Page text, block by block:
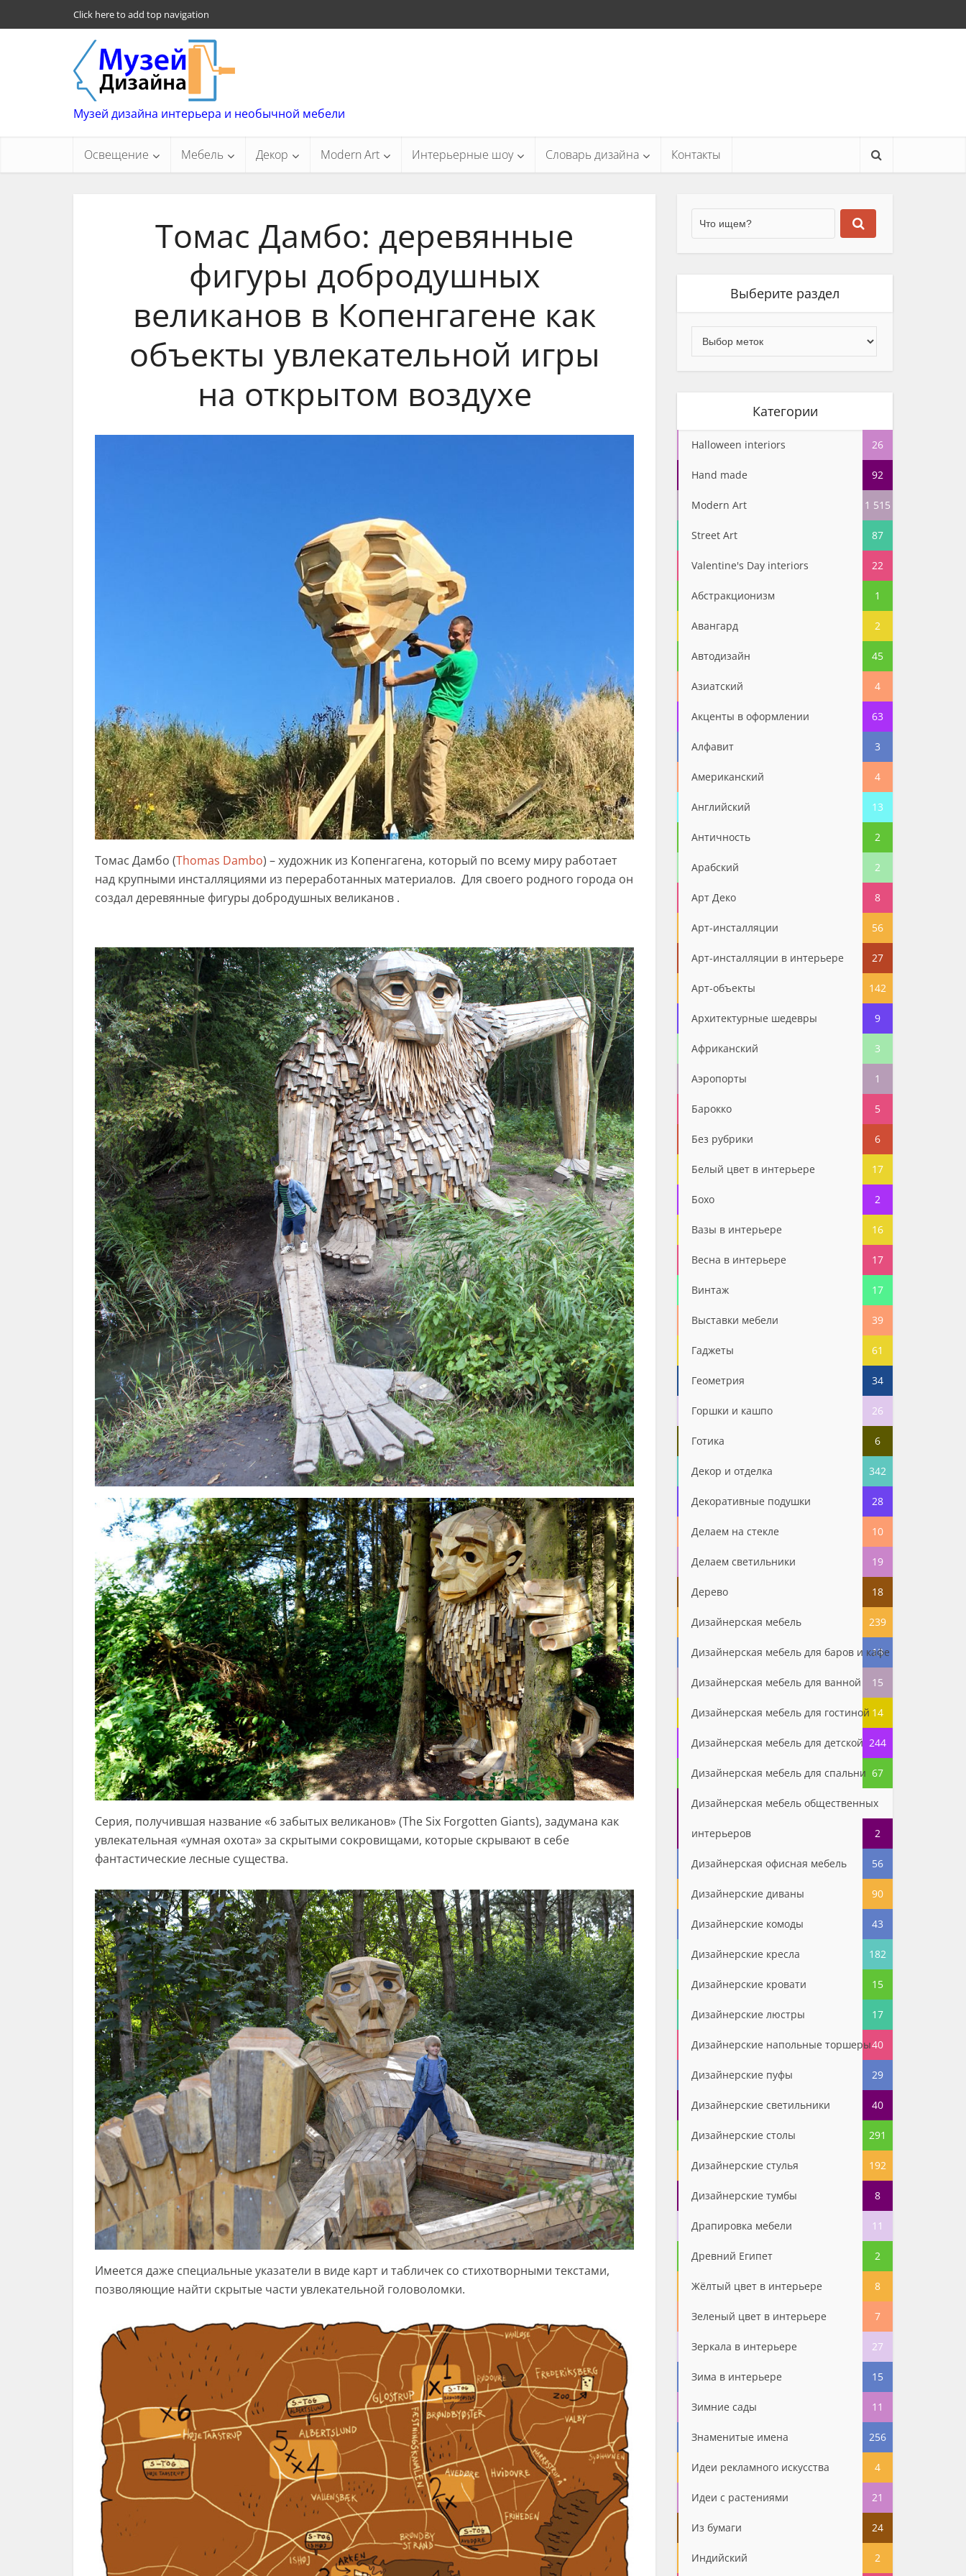
Click here to add top navigation
Музей дизайна интерьера и необычной мебели
Освещение Мебель Декор Modern Art Интерьерные шоу Словарь дизайна Контакты
Томас Дамбо: деревянные
фигуры добродушных
великанов в Копенгагене как
объекты увлекательной игры
на открытом воздухе
Томас Дамбо (Thomas Dambo) – художник из Копенгагена, который по всему миру работает
над крупными инсталляциями из переработанных материалов. Для своего родного города он
создал деревянные фигуры добродушных великанов .
Серия, получившая название «6 забытых великанов» (The Six Forgotten Giants), задумана как
увлекательная «умная охота» за скрытыми сокровищами, которые скрывают в себе
фантастические лесные существа.
Имеется даже специальные указатели в виде карт и табличек со стихотворными текстами,
позволяющие найти скрытые части увлекательной головоломки.
Выберите раздел
Категории
Halloween interiors 26
Hand made 92
Modern Art 1 515
Street Art 87
Valentine's Day interiors 22
Абстракционизм 1
Авангард 2
Автодизайн 45
Азиатский 4
Акценты в оформлении 63
Алфавит 3
Американский 4
Английский 13
Античность 2
Арабский 2
Арт Деко 8
Арт-инсталляции 56
Арт-инсталляции в интерьере 27
Арт-объекты 142
Архитектурные шедевры 9
Африканский 3
Аэропорты 1
Барокко 5
Без рубрики 6
Белый цвет в интерьере 17
Бохо 2
Вазы в интерьере 16
Весна в интерьере 17
Винтаж 17
Выставки мебели 39
Гаджеты 61
Геометрия 34
Горшки и кашпо 26
Готика 6
Декор и отделка 342
Декоративные подушки 28
Делаем на стекле 10
Делаем светильники 19
Дерево 18
Дизайнерская мебель 239
Дизайнерская мебель для баров и кафе
13
Дизайнерская мебель для ванной 15
Дизайнерская мебель для гостиной 14
Дизайнерская мебель для детской 244
Дизайнерская мебель для спальни 67
Дизайнерская мебель общественных
интерьеров 2
Дизайнерская офисная мебель 56
Дизайнерские диваны 90
Дизайнерские комоды 43
Дизайнерские кресла 182
Дизайнерские кровати 15
Дизайнерские люстры 17
Дизайнерские напольные торшеры40
Дизайнерские пуфы 29
Дизайнерские светильники 40
Дизайнерские столы 291
Дизайнерские стулья 192
Дизайнерские тумбы 8
Драпировка мебели 11
Древний Египет 2
Жёлтый цвет в интерьере 8
Зеленый цвет в интерьере 7
Зеркала в интерьере 27
Зима в интерьере 15
Зимние сады 11
Знаменитые имена 256
Идеи рекламного искусства 4
Идеи с растениями 21
Из бумаги 24
Индийский 2